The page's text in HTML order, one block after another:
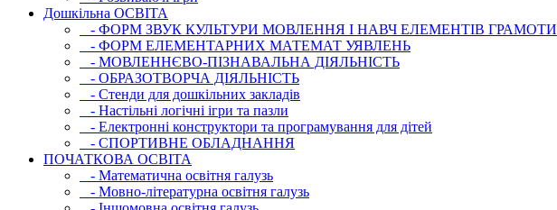
Дошкільна ОСВIТА
- ФОРМ ЗВУК КУЛЬТУРИ МОВЛЕННЯ І НАВЧ ЕЛЕМЕНТІВ ГРАМОТИ
- ФОРМ ЕЛЕМЕНТАРНИХ МАТЕМАТ УЯВЛЕНЬ
- МОВЛЕННЄВО-ПІЗНАВАЛЬНА ДІЯЛЬНІСТЬ
- ОБРАЗОТВОРЧА ДІЯЛЬНІСТЬ
- Стенди для дошкільних закладів
- Настільні логічні ігри та пазли
- Електронні конструктори та програмування для дітей
- СПОРТИВНЕ ОБЛАДНАННЯ
ПОЧАТКОВА ОСВIТА
- Математична освітня галузь
- Мовно-літературна освітня галузь